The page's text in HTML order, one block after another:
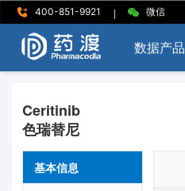
400-851-9921 | 微信
数据产品
Ceritinib
色瑞替尼
基本信息